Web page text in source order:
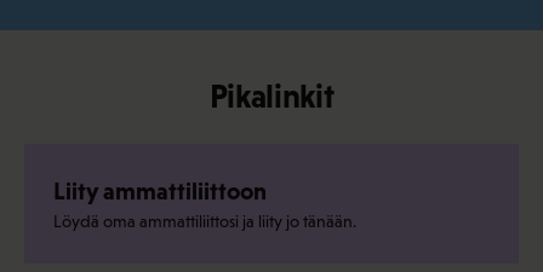
Pikalinkit
Liity ammattiliittoon
Löydä oma ammattiliittosi ja liity jo tänään.